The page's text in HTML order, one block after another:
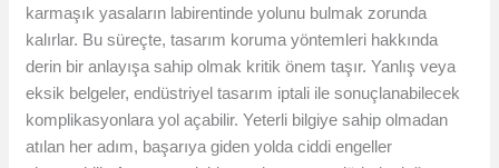
karmaşık yasaların labirentinde yolunu bulmak zorunda
kalırlar. Bu süreçte, tasarım koruma yöntemleri hakkında
derin bir anlayışa sahip olmak kritik önem taşır. Yanlış veya
eksik belgeler, endüstriyel tasarım iptali ile sonuçlanabilecek
komplikasyonlara yol açabilir. Yeterli bilgiye sahip olmadan
atılan her adım, başarıya giden yolda ciddi engeller